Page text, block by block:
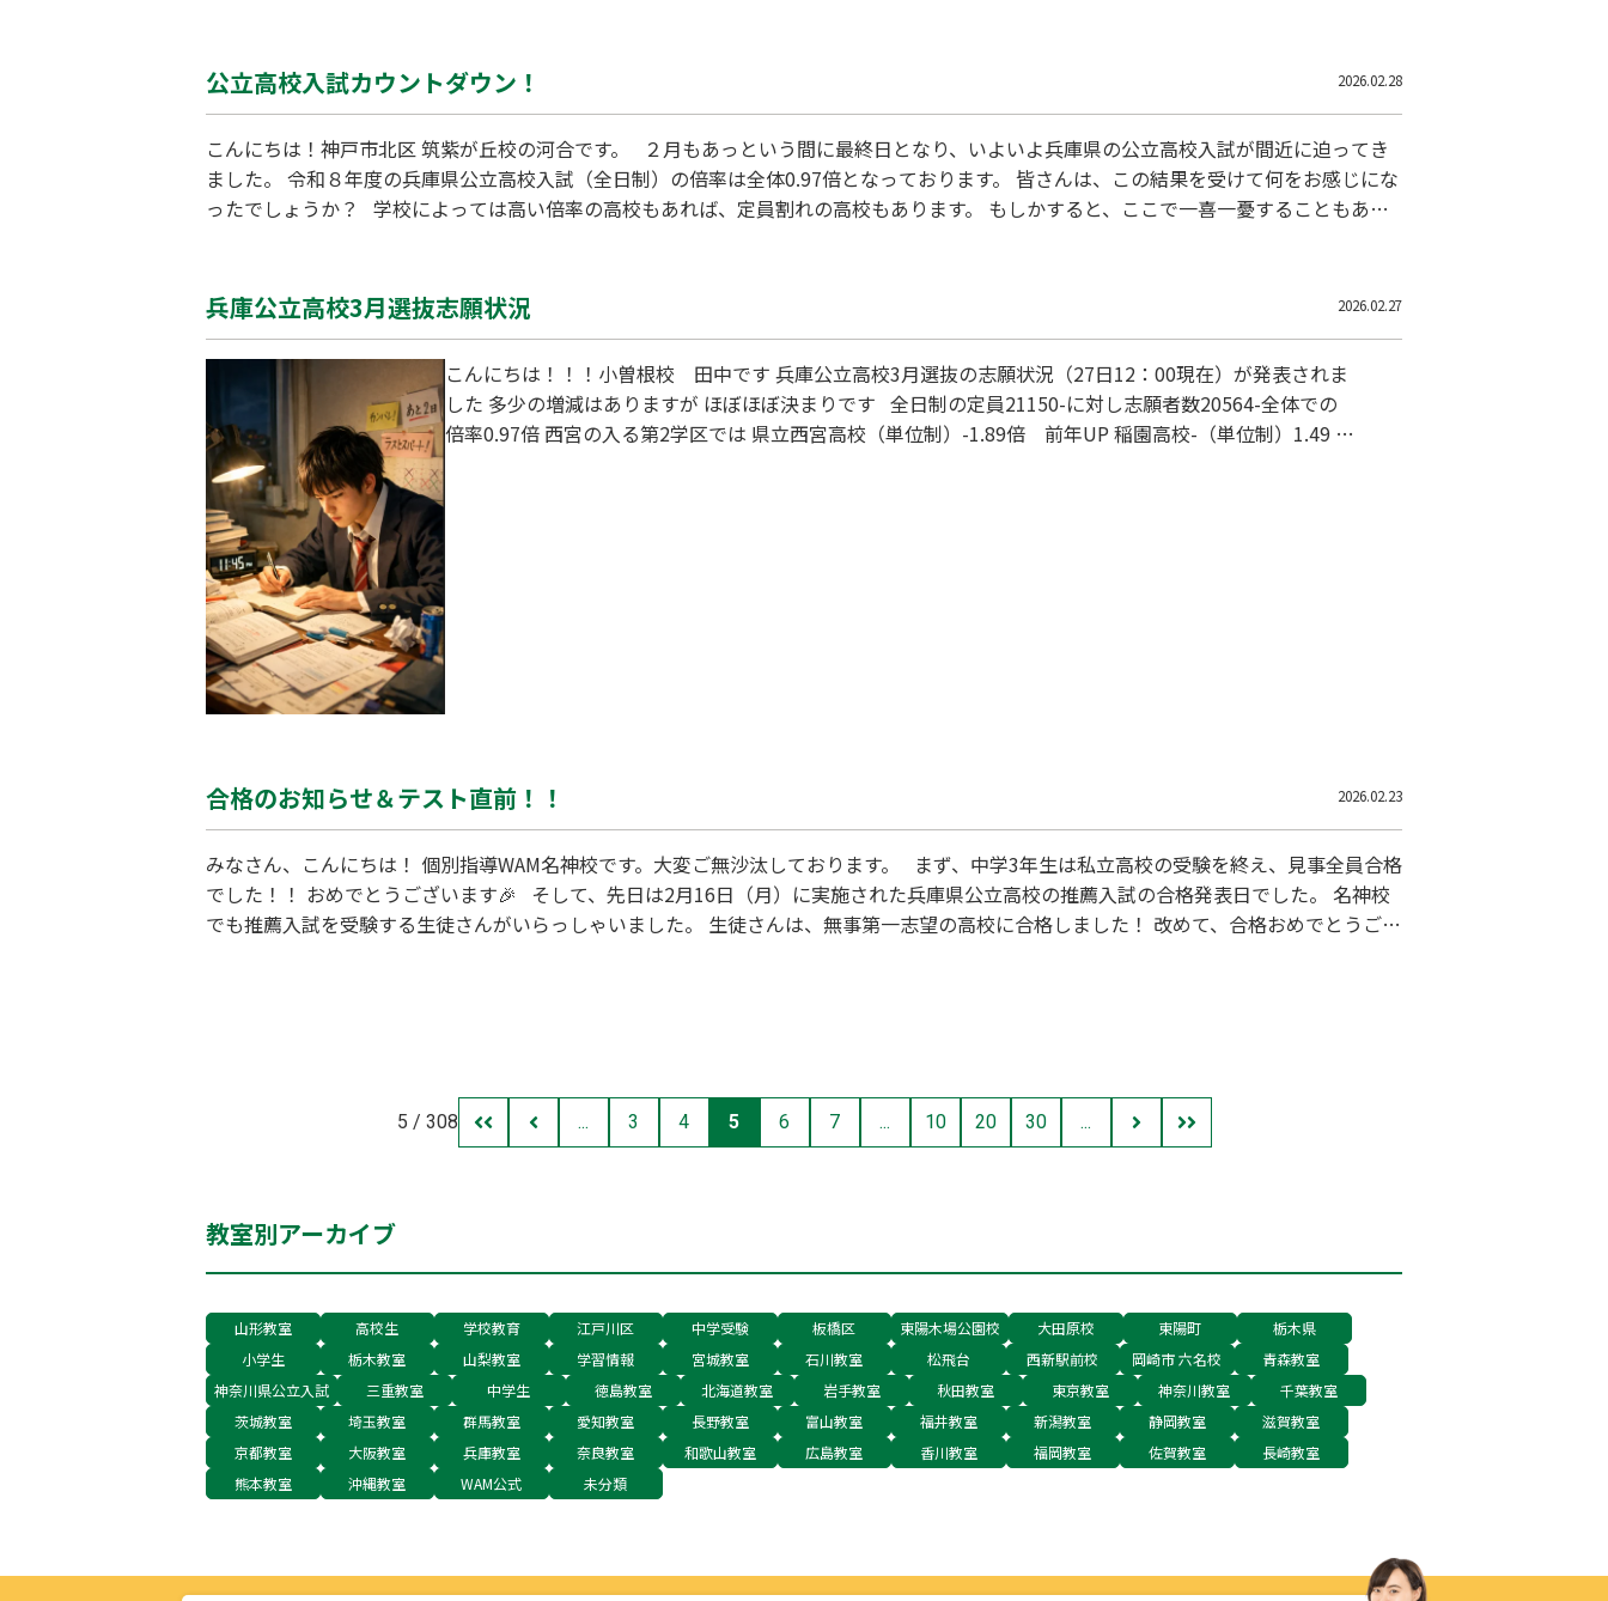
2026.02.28
公立高校入試カウントダウン！
こんにちは！神戸市北区 筑紫が丘校の河合です。 ２月もあっという間に最終日となり、いよいよ兵庫県の公立高校入試が間近に迫ってき
ました。 令和８年度の兵庫県公立高校入試（全日制）の倍率は全体0.97倍となっております。 皆さんは、この結果を受けて何をお感じにな
ったでしょうか？ 学校によっては高い倍率の高校もあれば、定員割れの高校もあります。 もしかすると、ここで一喜一憂することもある
2026.02.27
兵庫公立高校3月選抜志願状況
こんにちは！！！小曽根校 田中です 兵庫公立高校3月選抜の志願状況（27日12：00現在）が発表されま
した 多少の増減はありますが ほぼほぼ決まりです 全日制の定員21150-に対し志願者数20564-全体での
倍率0.97倍 西宮の入る第2学区では 県立西宮高校（単位制）-1.89倍 前年UP 稲園高校-（単位制）1.49 尼
2026.02.23
合格のお知らせ＆テスト直前！！
みなさん、こんにちは！ 個別指導WAM名神校です。大変ご無沙汰しております。 まず、中学3年生は私立高校の受験を終え、見事全員合格
でした！！ おめでとうございます🎉 そして、先日は2月16日（月）に実施された兵庫県公立高校の推薦入試の合格発表日でした。 名神校
でも推薦入試を受験する生徒さんがいらっしゃいました。 生徒さんは、無事第一志望の高校に合格しました！ 改めて、合格おめでとうござ
5 / 308 ... 3 4 5 6 7 ... 10 20 30 ...
教室別アーカイブ
山形教室 高校生 学校教育 江戸川区 中学受験 板橋区 東陽木場公園校 大田原校 東陽町
栃木県
小学生
栃木教室 山梨教室 学習情報 宮城教室 石川教室 松飛台 西新駅前校 岡崎市 六名校
青森教室
神奈川県公立入試
三重教室 中学生 徳島教室 北海道教室 岩手教室 秋田教室 東京教室 神奈川教室
千葉教室
茨城教室
埼玉教室 群馬教室 愛知教室 長野教室 富山教室 福井教室 新潟教室 静岡教室
滋賀教室
京都教室
大阪教室 兵庫教室 奈良教室 和歌山教室 広島教室 香川教室 福岡教室 佐賀教室
長崎教室
熊本教室
沖縄教室 WAM公式 未分類